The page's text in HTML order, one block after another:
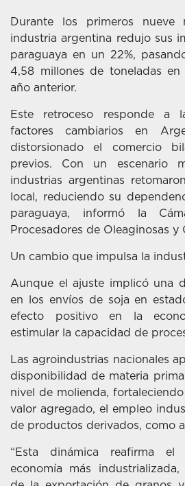
Durante los primeros nueve
industria argentina redujo sus
paraguaya en un 22%,
4,58 millones de toneladas en
año anterior.
Este retroceso responde a
factores cambiarios en
distorsionado el comercio
previos. Con un escenario
industrias argentinas
local, reduciendo su
paraguaya, informó la
Procesadores de Oleaginosas y
Un cambio que impulsa la
Aunque el ajuste implicó una
en los envíos de soja en
efecto positivo en la
estimular la capacidad de
Las agroindustrias nacionales
disponibilidad de materia
nivel de molienda,
valor agregado, el empleo
de productos derivados, como
“Esta dinámica reafirma el
economía más